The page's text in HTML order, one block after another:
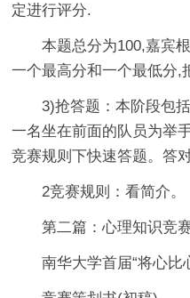
定进行评分.
本题总分为100,嘉宾
一个最高分和一个最低分,
3)抢答题：本阶段包
一名坐在前面的队员为举
竞赛规则下快速答题。答
2竞赛规则：看简介。
第二篇：心理知识竞
南华大学首届“将心比